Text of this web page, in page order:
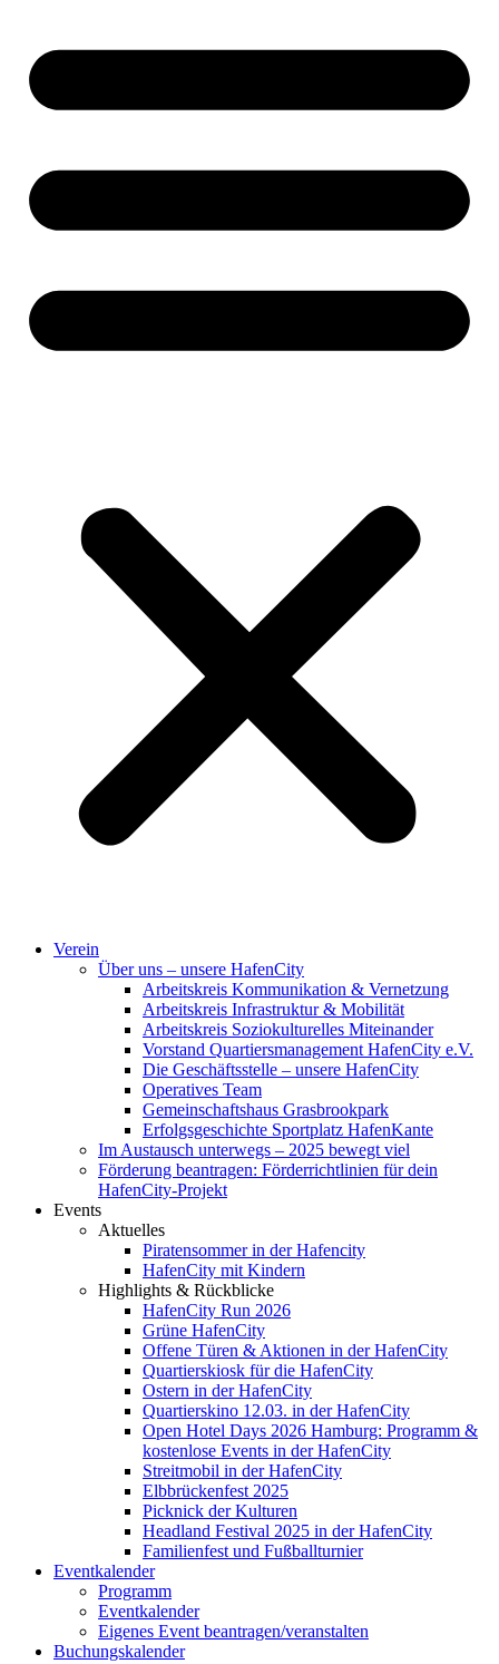
Verein
Über uns – unsere HafenCity
Arbeitskreis Kommunikation & Vernetzung
Arbeitskreis Infrastruktur & Mobilität
Arbeitskreis Soziokulturelles Miteinander
Vorstand Quartiersmanagement HafenCity e.V.
Die Geschäftsstelle – unsere HafenCity
Operatives Team
Gemeinschaftshaus Grasbrookpark
Erfolgsgeschichte Sportplatz HafenKante
Im Austausch unterwegs – 2025 bewegt viel
Förderung beantragen: Förderrichtlinien für dein
HafenCity-Projekt
Events
Aktuelles
Piratensommer in der Hafencity
HafenCity mit Kindern
Highlights & Rückblicke
HafenCity Run 2026
Grüne HafenCity
Offene Türen & Aktionen in der HafenCity
Quartierskiosk für die HafenCity
Ostern in der HafenCity
Quartierskino 12.03. in der HafenCity
Open Hotel Days 2026 Hamburg: Programm &
kostenlose Events in der HafenCity
Streitmobil in der HafenCity
Elbbrückenfest 2025
Picknick der Kulturen
Headland Festival 2025 in der HafenCity
Familienfest und Fußballturnier
Eventkalender
Programm
Eventkalender
Eigenes Event beantragen/veranstalten
Buchungskalender